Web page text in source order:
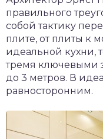
правильного
собой тактику
плите, от плиты к
идеальной кухни,
тремя ключевыми
до 3 метров. В
равносторонним.